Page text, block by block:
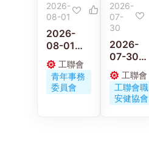
2026-
08-01
2026-
08-01
工聯青年
義工走進
佛山 感受
嶺南工藝
工聯會
青年事務
委員會
2026-
07-
30
2026-
07-30
工聯職安
健協會連
同區議員
古偉冰探
工聯會
工聯會職
安健協會